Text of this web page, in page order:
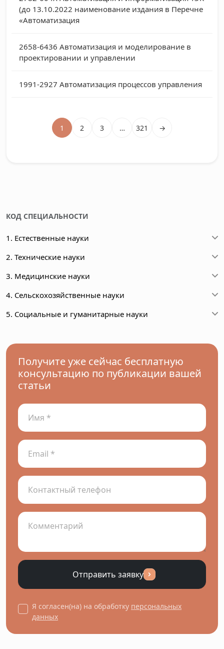
(до 13.10.2022 наименование издания в Перечне
«Автоматизация
2658-6436 Автоматизация и моделирование в
проектировании и управлении
1991-2927 Автоматизация процессов управления
1 2 3 … 321 →
КОД СПЕЦИАЛЬНОСТИ
1. Естественные науки
2. Технические науки
3. Медицинские науки
4. Сельскохозяйственные науки
5. Социальные и гуманитарные науки
Получите уже сейчас бесплатную
консультацию по публикации вашей
статьи
Отправить заявку
Я согласен(на) на обработку персональных
данных